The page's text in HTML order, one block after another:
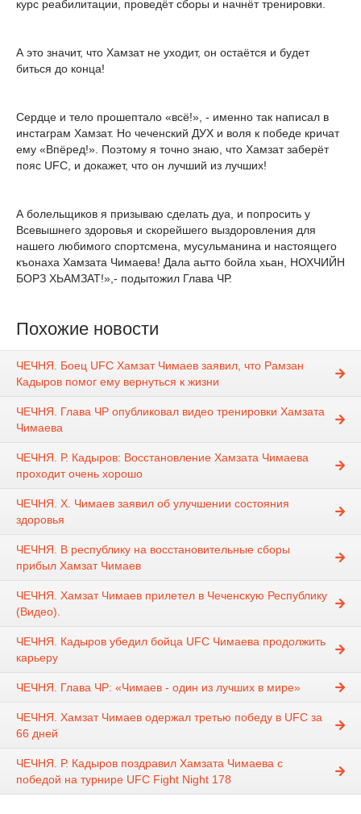
курс реабилитации, проведёт сборы и начнёт тренировки.
А это значит, что Хамзат не уходит, он остаётся и будет
биться до конца!
Сердце и тело прошептало «всё!», - именно так написал в
инстаграм Хамзат. Но чеченский ДУХ и воля к победе кричат
ему «Впёред!». Поэтому я точно знаю, что Хамзат заберёт
пояс UFC, и докажет, что он лучший из лучших!
А болельщиков я призываю сделать дуа, и попросить у
Всевышнего здоровья и скорейшего выздоровления для
нашего любимого спортсмена, мусульманина и настоящего
къонаха Хамзата Чимаева! Дала аьтто бойла хьан, НОХЧИЙН
БОРЗ ХЬАМЗАТ!»,- подытожил Глава ЧР.
Похожие новости
ЧЕЧНЯ. Боец UFC Хамзат Чимаев заявил, что Рамзан
Кадыров помог ему вернуться к жизни
ЧЕЧНЯ. Глава ЧР опубликовал видео тренировки Хамзата
Чимаева
ЧЕЧНЯ. Р. Кадыров: Восстановление Хамзата Чимаева
проходит очень хорошо
ЧЕЧНЯ. Х. Чимаев заявил об улучшении состояния
здоровья
ЧЕЧНЯ. В республику на восстановительные сборы
прибыл Хамзат Чимаев
ЧЕЧНЯ. Хамзат Чимаев прилетел в Чеченскую Республику
(Видео).
ЧЕЧНЯ. Кадыров убедил бойца UFC Чимаева продолжить
карьеру
ЧЕЧНЯ. Глава ЧР: «Чимаев - один из лучших в мире»
ЧЕЧНЯ. Хамзат Чимаев одержал третью победу в UFC за
66 дней
ЧЕЧНЯ. Р. Кадыров поздравил Хамзата Чимаева с
победой на турнире UFC Fight Night 178